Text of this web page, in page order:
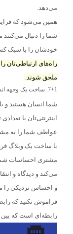
می‌دهد.
همین می‌شود که
شما را دنبال
خودشان را با سبک
راه‌های ارتباطی‌تان
ملحق شوند.
7+1. ساخت یک وجهه انسانی برای کسب‌وکارتان
شما انسان هستید و
اینترنتی‌تان با
عواطف شما را به
با ساخت یک وبلاگ
مشتری احساسات شما
می‌کند و دیدگاه و
و احساس نزدیکی را
فراموش نکنید که
رابطه‌ای است که